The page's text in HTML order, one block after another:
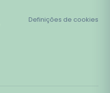
Definições de cookies